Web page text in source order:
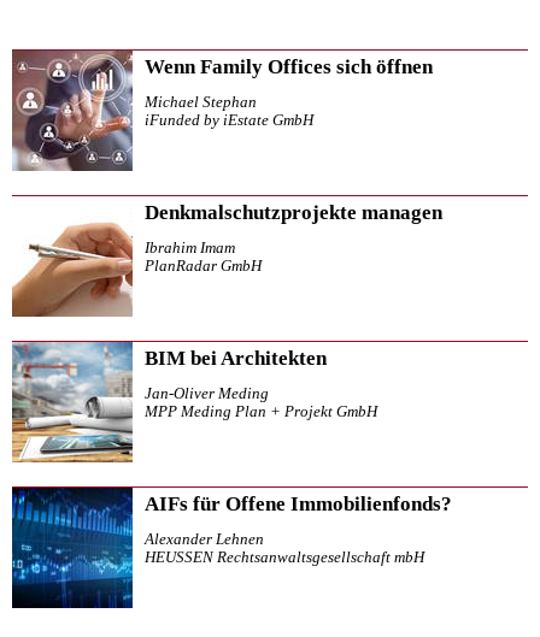
Wenn Family Offices sich öffnen
Michael Stephan
iFunded by iEstate GmbH
Denkmalschutzprojekte managen
Ibrahim Imam
PlanRadar GmbH
BIM bei Architekten
Jan-Oliver Meding
MPP Meding Plan + Projekt GmbH
AIFs für Offene Immobilienfonds?
Alexander Lehnen
HEUSSEN Rechtsanwaltsgesellschaft mbH